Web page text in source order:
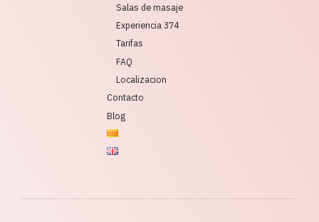
Salas de masaje
Experiencia 374
Tarifas
FAQ
Localizacion
Contacto
Blog